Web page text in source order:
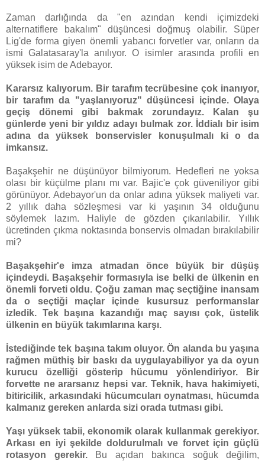
Zaman darlığında da "en azından kendi içimizdeki
alternatiflere bakalım" düşüncesi doğmuş olabilir. Süper
Lig'de forma giyen önemli yabancı forvetler var, onların da
ismi Galatasaray'la anılıyor. O isimler arasında profili en
yüksek isim de Adebayor.
Kararsız kalıyorum. Bir tarafım tecrübesine çok inanıyor,
bir tarafım da "yaşlanıyoruz" düşüncesi içinde. Olaya
geçiş dönemi gibi bakmak zorundayız. Kalan şu
günlerde yeni bir yıldız adayı bulmak zor. İddialı bir isim
adına da yüksek bonservisler konuşulmalı ki o da
imkansız.
Başakşehir ne düşünüyor bilmiyorum. Hedefleri ne yoksa
olası bir küçülme planı mı var. Bajic'e çok güveniliyor gibi
görünüyor. Adebayor'un da onlar adına yüksek maliyeti var.
2 yıllık daha sözleşmesi var ki yaşının 34 olduğunu
söylemek lazım. Haliyle de gözden çıkarılabilir. Yıllık
ücretinden çıkma noktasında bonservis olmadan bırakılabilir
mi?
Başakşehir'e imza atmadan önce büyük bir düşüş
içindeydi. Başakşehir formasıyla ise belki de ülkenin en
önemli forveti oldu. Çoğu zaman maç seçtiğine inansam
da o seçtiği maçlar içinde kusursuz performanslar
izledik. Tek başına kazandığı maç sayısı çok, üstelik
ülkenin en büyük takımlarına karşı.
İstediğinde tek başına takım oluyor. Ön alanda bu yaşına
rağmen müthiş bir baskı da uygulayabiliyor ya da oyun
kurucu özelliği gösterip hücumu yönlendiriyor. Bir
forvette ne ararsanız hepsi var. Teknik, hava hakimiyeti,
bitiricilik, arkasındaki hücumcuları oynatması, hücumda
kalmanız gereken anlarda sizi orada tutması gibi.
Yaşı yüksek tabii, ekonomik olarak kullanmak gerekiyor.
Arkası en iyi şekilde doldurulmalı ve forvet için güçlü
rotasyon gerekir.Bu açıdan bakınca soğuk değilim,